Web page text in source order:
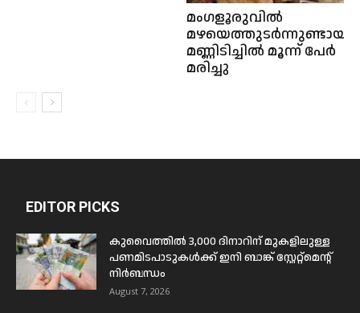
മംഗളൂരുവിൽ
മഴയെത്തുടർന്നുണ്ടായ
മണ്ണിടിച്ചിൽ മൂന്ന് പേർ
മരിച്ചു
EDITOR PICKS
കുവൈത്തിൽ 3,000 ദിനാറിന് മുകളിലുള്ള
പണമിടപാടുകൾക്ക് ഇനി ബാങ്ക് സ്റ്റേറ്റ്മെന്റ്
നിർബന്ധം
August 7, 2026